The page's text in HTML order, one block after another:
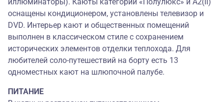
оснащены кондиционером, установлены телевизор и
DVD. Интерьер кают и общественных помещений
выполнен в классическом стиле с сохранением
исторических элементов отделки теплохода. Для
любителей соло-путешествий на борту есть 13
одноместных кают на шлюпочной палубе.
ПИТАНИЕ